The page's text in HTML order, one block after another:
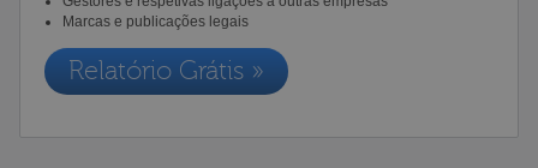
Marcas e publicações legais
Relatório Grátis »